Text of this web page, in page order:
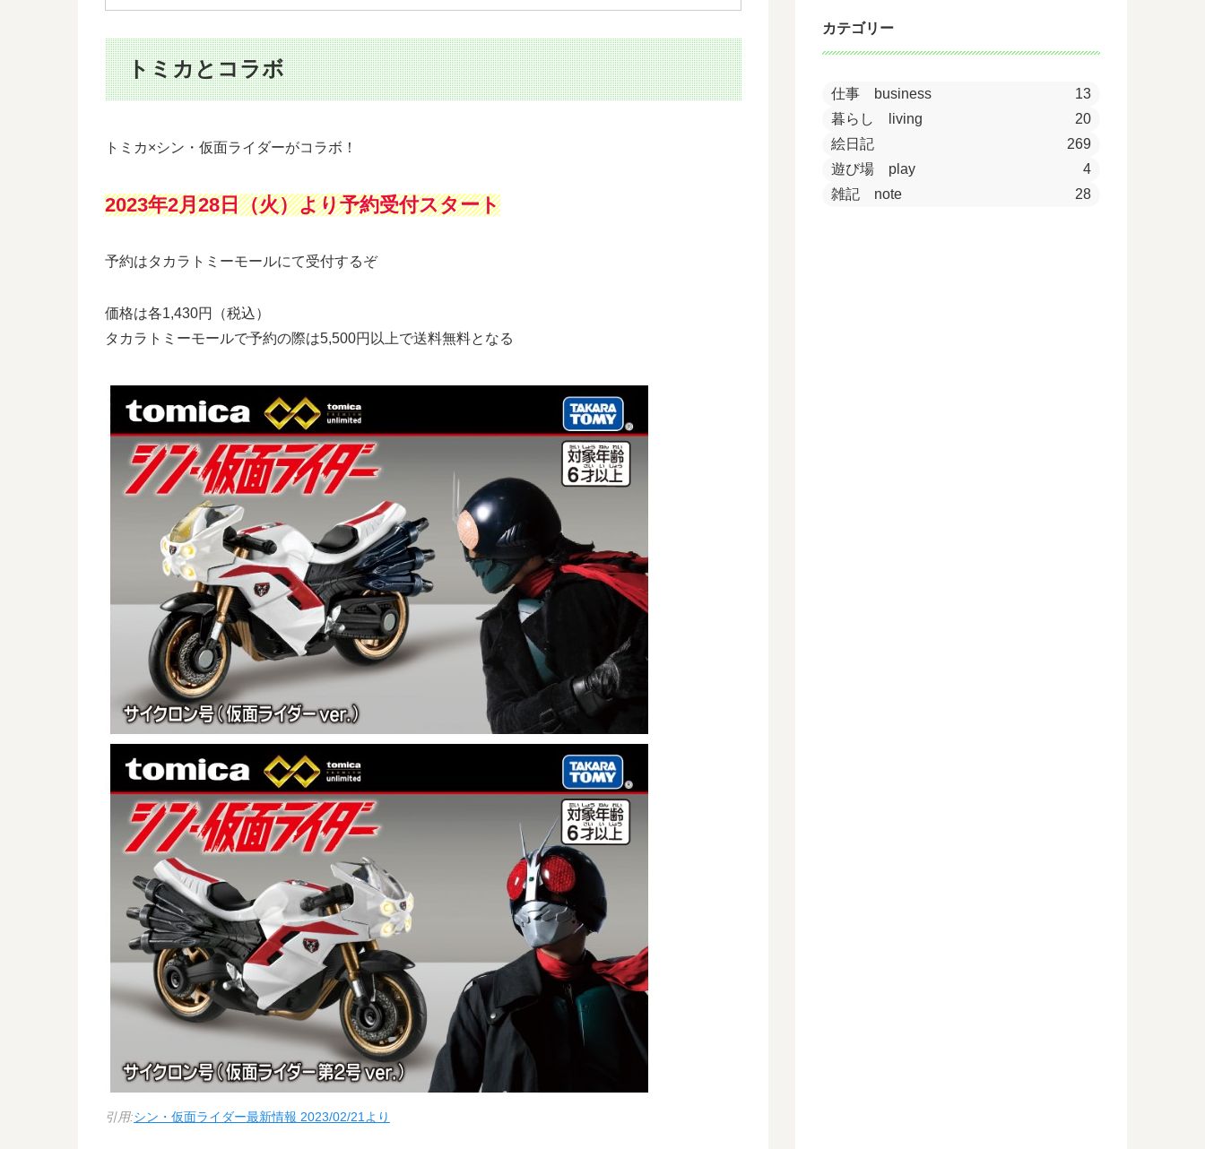
トミカとコラボ
トミカ×シン・仮面ライダーがコラボ！
2023年2月28日（火）より予約受付スタート
予約はタカラトミーモールにて受付するぞ
価格は各1,430円（税込）
タカラトミーモールで予約の際は5,500円以上で送料無料となる
引用:シン・仮面ライダー最新情報 2023/02/21より
カテゴリー
仕事 business
13
暮らし living
20
絵日記
269
遊び場 play
4
雑記 note
28